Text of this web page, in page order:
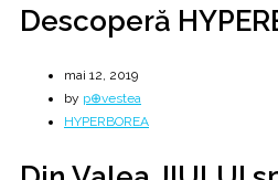
Descoperă
mai 12, 2019
by p⊕vestea
HYPERBOREA